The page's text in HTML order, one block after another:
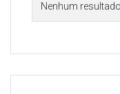
Nenhum